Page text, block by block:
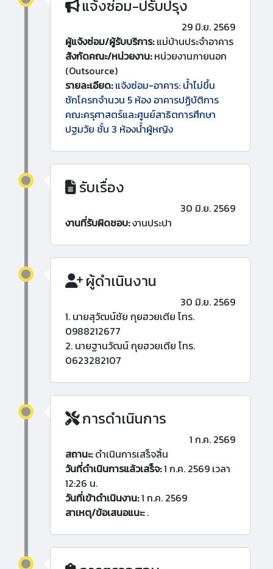
แจ้งซ่อม-ปรับปรุง
29 มิ.ย. 2569
ผู้แจ้งซ่อม/ผู้รับบริการ:แม่บ้านประจำอาคาร
สังกัดคณะ/หน่วยงาน:หน่วยงานภายนอก
(Outsource)
รายละเอียด: แจ้งซ่อม-อาคาร: น้ำไม่ขึ้น
ชักโครกจำนวน 5 ห้อง อาคารปฏิบัติการ
คณะครุศาสตร์และศูนย์สาธิตการศึกษา
ปฐมวัย ชั้น 3 ห้องน้ำผู้หญิง
รับเรื่อง
30 มิ.ย. 2569
งานที่รับผิดชอบ:งานประปา
ผู้ดำเนินงาน
30 มิ.ย. 2569
1. นายสุวัฒน์ชัย กุยฮวยเตีย โทร.
0988212677
2. นายฐานวัฒน์ กุยฮวยเตีย โทร.
0623282107
การดำเนินการ
1 ก.ค. 2569
สถานะ:ดำเนินการเสร็จสิ้น
วันที่ดำเนินการแล้วเสร็จ:1 ก.ค. 2569 เวลา
12:26 น.
วันที่เข้าดำเนินงาน:1 ก.ค. 2569
สาเหตุ/ข้อเสนอแนะ:.